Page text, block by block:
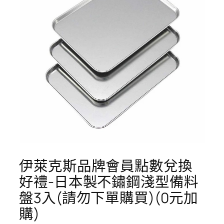
伊萊克斯品牌會員點數兌換
好禮-日本製不鏽鋼淺型備料
盤3入(請勿下單購買)(0元加
購)